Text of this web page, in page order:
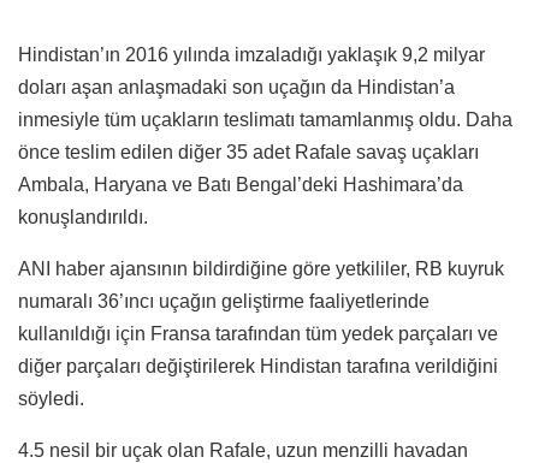
Hindistan’ın 2016 yılında imzaladığı yaklaşık 9,2 milyar
doları aşan anlaşmadaki son uçağın da Hindistan’a
inmesiyle tüm uçakların teslimatı tamamlanmış oldu. Daha
önce teslim edilen diğer 35 adet Rafale savaş uçakları
Ambala, Haryana ve Batı Bengal’deki Hashimara’da
konuşlandırıldı.
ANI haber ajansının bildirdiğine göre yetkililer, RB kuyruk
numaralı 36’ıncı uçağın geliştirme faaliyetlerinde
kullanıldığı için Fransa tarafından tüm yedek parçaları ve
diğer parçaları değiştirilerek Hindistan tarafına verildiğini
söyledi.
4.5 nesil bir uçak olan Rafale, uzun menzilli havadan